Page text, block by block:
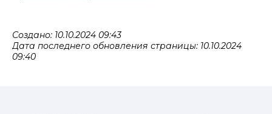
Создано: 10.10.2024 09:43
Дата последнего обновления страницы: 10.10.2024
09:40